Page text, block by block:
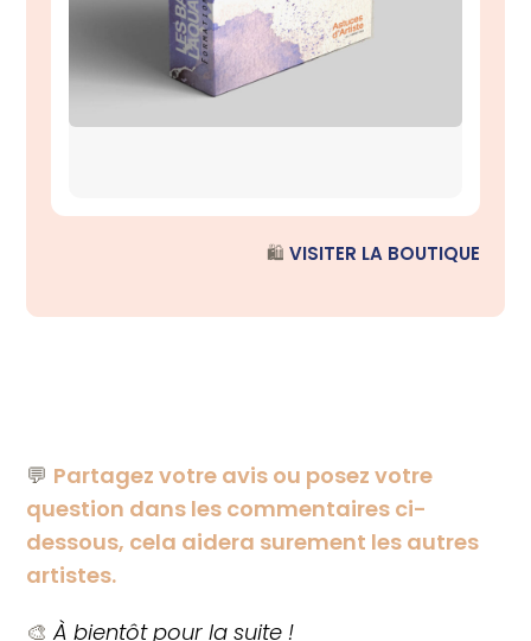
🛍️ VISITER LA BOUTIQUE
💬 Partagez votre avis ou posez votre
question dans les commentaires ci-
dessous, cela aidera surement les autres
artistes.
🎨À bientôt pour la suite !